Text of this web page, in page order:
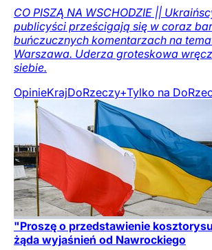
CO PISZĄ NA WSCHODZIE ||
publicyści prześcigają się w coraz
buńczucznych komentarzach na
Warszawa. Uderza groteskowa
siebie.
OpinieKrajDoRzeczy+Tylko na
"Proszę o przedstawienie
żąda wyjaśnień od Nawrockiego